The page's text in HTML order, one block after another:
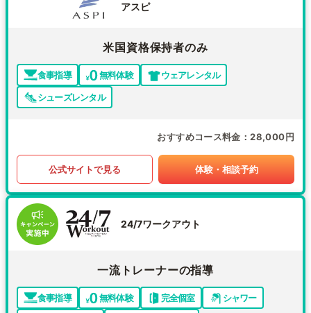
アスピ
米国資格保持者のみ
食事指導 無料体験
ウェアレンタル
シューズレンタル
おすすめコース料金 28,000円
公式サイトで見る 体験・相談予約
24/7ワークアウト
一流トレーナーの指導
食事指導 無料体験 完全個室
シャワー